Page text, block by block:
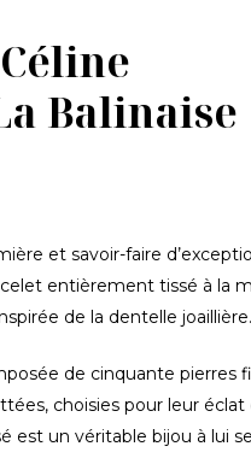
Balinaise
et savoir-faire
entièrement tissé à la
de la dentelle joaillière.
de cinquante pierres
choisies pour leur éclat
est un véritable bijou à lui